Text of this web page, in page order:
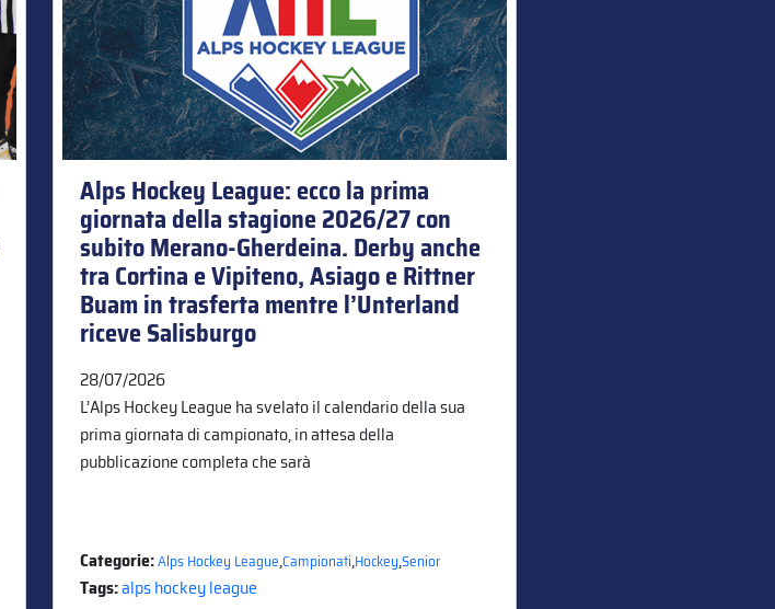
Alps Hockey League: ecco la prima
giornata della stagione 2026/27 con
subito Merano-Gherdeina. Derby anche
tra Cortina e Vipiteno, Asiago e Rittner
Buam in trasferta mentre l’Unterland
riceve Salisburgo
28/07/2026
L’Alps Hockey League ha svelato il calendario della sua
prima giornata di campionato, in attesa della
pubblicazione completa che sarà
Categorie:Alps Hockey League,Campionati,Hockey,Senior
Tags:alps hockey league